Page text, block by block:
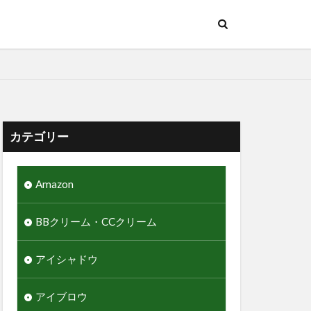
カテゴリー
Amazon
BBクリーム・CCクリーム
アイシャドウ
アイブロウ